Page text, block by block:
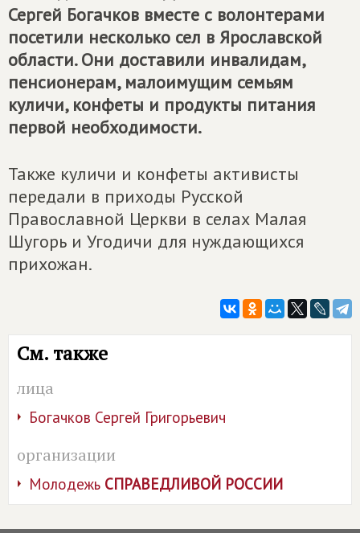
Сергей Богачков вместе с волонтерами
посетили несколько сел в Ярославской
области. Они доставили инвалидам,
пенсионерам, малоимущим семьям
куличи, конфеты и продукты питания
первой необходимости.
Также куличи и конфеты активисты
передали в приходы Русской
Православной Церкви в селах Малая
Шугорь и Угодичи для нуждающихся
прихожан.
См. также
лица
Богачков Сергей Григорьевич
организации
Молодежь СПРАВЕДЛИВОЙ РОССИИ